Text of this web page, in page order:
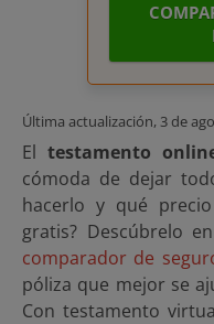
Última actualización, 3 de
El testamento
cómoda de dejar
hacerlo y qué
gratis? Descúbrelo
comparador de
póliza que mejor se
Con testamento